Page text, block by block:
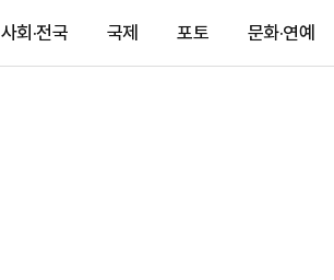
사회·전국 국제 포토 문화·연예